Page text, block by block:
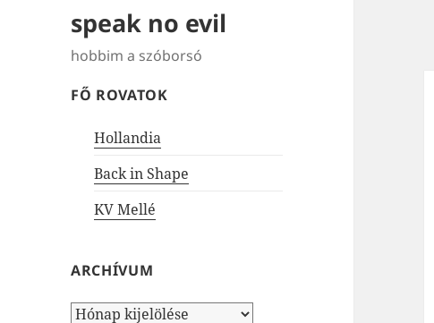
speak no evil
hobbim a szóborsó
FŐ ROVATOK
Hollandia
Back in Shape
KV Mellé
ARCHÍVUM
Archívum